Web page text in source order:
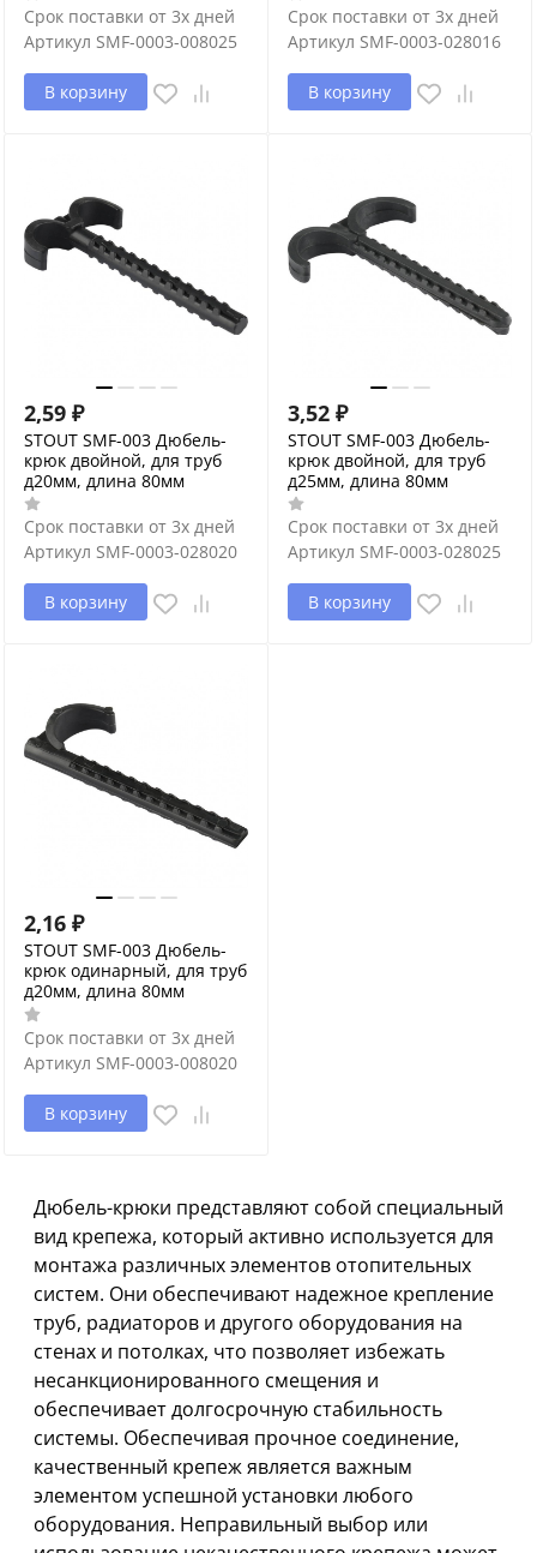
Срок поставки от 3х дней
Артикул SMF-0003-008025
В корзину
Срок поставки от 3х дней
Артикул SMF-0003-028016
В корзину
2,59 ₽
STOUT SMF-003 Дюбель-
крюк двойной, для труб
д20мм, длина 80мм
Срок поставки от 3х дней
Артикул SMF-0003-028020
В корзину
3,52 ₽
STOUT SMF-003 Дюбель-
крюк двойной, для труб
д25мм, длина 80мм
Срок поставки от 3х дней
Артикул SMF-0003-028025
В корзину
2,16 ₽
STOUT SMF-003 Дюбель-
крюк одинарный, для труб
д20мм, длина 80мм
Срок поставки от 3х дней
Артикул SMF-0003-008020
В корзину
Дюбель-крюки представляют собой специальный
вид крепежа, который активно используется для
монтажа различных элементов отопительных
систем. Они обеспечивают надежное крепление
труб, радиаторов и другого оборудования на
стенах и потолках, что позволяет избежать
несанкционированного смещения и
обеспечивает долгосрочную стабильность
системы. Обеспечивая прочное соединение,
качественный крепеж является важным
элементом успешной установки любого
оборудования. Неправильный выбор или